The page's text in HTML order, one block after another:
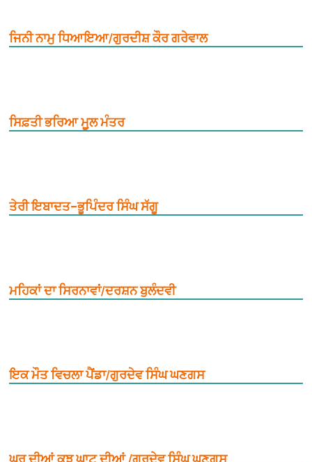
ਜਿਨੀ ਨਾਮੁ ਧਿਆਇਆ/ਗੁਰਦੀਸ਼ ਕੌਰ ਗਰੇਵਾਲ
ਸਿਫ਼ਤੀ ਭਰਿਆ ਮੂ਼ਲ ਮੰਤਰ
ਤੇਰੀ ਇਬਾਦਤ–ਭੂਪਿੰਦਰ ਸਿੰਘ ਸੱਗੂ
ਮਹਿਕਾਂ ਦਾ ਸਿਰਨਾਵਾਂ/ਦਰਸ਼ਨ ਬੁਲੰਦਵੀ
ਇਕ ਮੌਤ ਵਿਚਲਾ ਪੈਂਡਾ/ਗੁਰਦੇਵ ਸਿੰਘ ਘਣਗਸ
ਘਰ ਦੀਆਂ ਕੁਝ ਘਾਟ ਦੀਆਂ /ਗੁਰਦੇਵ ਸਿੰਘ ਘਣਗਸ